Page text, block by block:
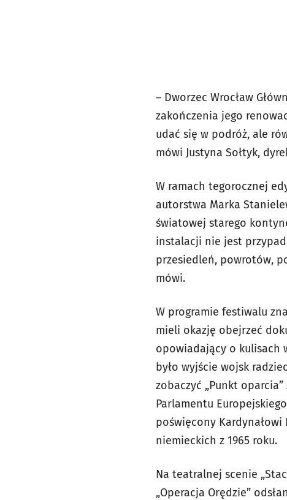
– Dworzec Wrocław
zakończenia jego
udać się w podróż, ale
mówi Justyna Sołtyk,
W ramach tegorocznej
autorstwa Marka
światowej starego
instalacji nie jest
przesiedleń, powrotów,
mówi.
W programie festiwalu
mieli okazję obejrzeć
opowiadający o kulisach
było wyjście wojsk
zobaczyć „Punkt
Parlamentu
poświęcony
niemieckich z 1965 roku.
Na teatralnej scenie
„Operacja Orędzie”